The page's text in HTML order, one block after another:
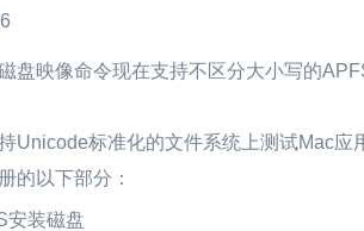
盘映像命令现在支持不区分大小写的
Unicode标准化的文件系统上测试Mac应
的以下部分：
安装磁盘